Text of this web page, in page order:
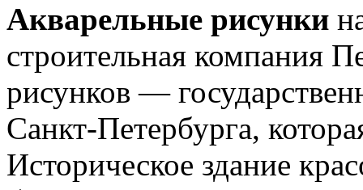
Акварельные рисунки
строительная компания
рисунков —
Санкт-Петербурга,
Историческое здание